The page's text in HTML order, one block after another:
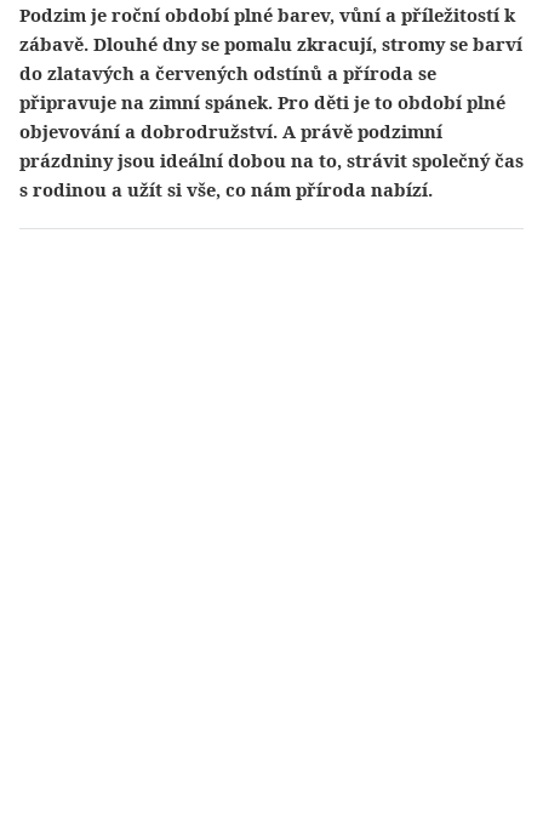
Podzim je roční období plné barev, vůní a příležitostí k
zábavě. Dlouhé dny se pomalu zkracují, stromy se barví
do zlatavých a červených odstínů a příroda se
připravuje na zimní spánek. Pro děti je to období plné
objevování a dobrodružství. A právě podzimní
prázdniny jsou ideální dobou na to, strávit společný čas
s rodinou a užít si vše, co nám příroda nabízí.